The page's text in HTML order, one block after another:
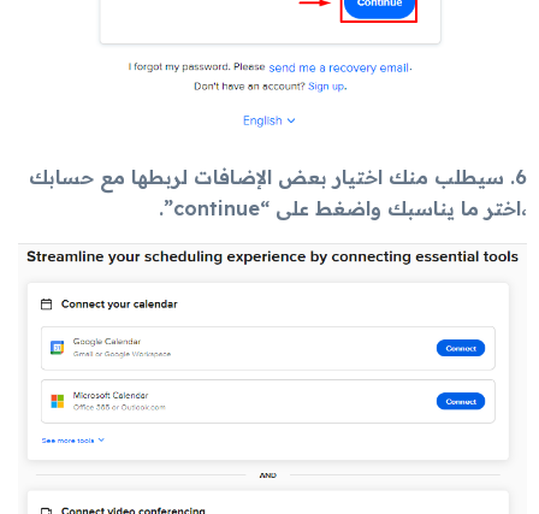
6. سيطلب منك اختيار بعض الإضافات لربطها مع حسابك
،اختر ما يناسبك واضغط على “continue”.